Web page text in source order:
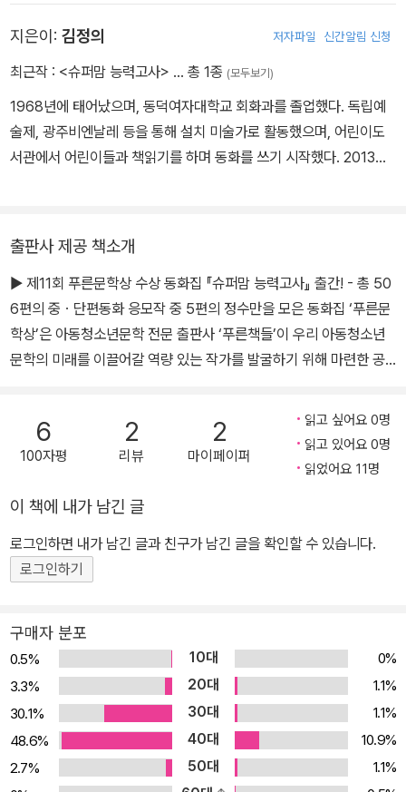
지은이: 김정의 저자파일 신간알림 신청
최근작 : <슈퍼맘 능력고사> … 총 1종 (모두보기)
1968년에 태어났으며, 동덕여자대학교 회화과를 졸업했다. 독립예
술제, 광주비엔날레 등을 통해 설치 미술가로 활동했으며, 어린이도
서관에서 어린이들과 책읽기를 하며 동화를 쓰기 시작했다. 2013년
출판사 제공 책소개
▶ 제11회 푸른문학상 수상 동화집 『슈퍼맘 능력고사』 출간! - 총 50
6편의 중ㆍ단편동화 응모작 중 5편의 정수만을 모은 동화집 ‘푸른문
학상’은 아동청소년문학 전문 출판사 ‘푸른책들’이 우리 아동청소년
문학의 미래를 이끌어갈 역량 있는 작가를 발굴하기 위해 마련한 공
단편 청소년소설과 동화, 동시, 아동청소년문학 평론 등 여러 부문에
걸친 공모를 통해 작품의 다양성을 확보하여 작가와 독자가 소통할
수 있는 통로를 넓혔다는 점이다. 그리고 절대평가를 통해 완성도가
권위를 유지해 왔다. 이러한 노력 덕분에 푸른문학상 공모는 항상 독
자와 평단 모두가 만족할 만한 수상작을 출간하고 있다. 그리고 회를
거듭할수록 ‘다음에는 어떤 새로운 작가와 탁월한 작품들을 소개할
까?’, ‘언제쯤 수상작이 출간될까?’ 하는 신뢰와 기대감으로 이어지고
여기에 있다. 이를 증명이라도 하듯 지난달에 먼저 선을 보인 청소년
소설 부문 수상 작품집 『똥통에 살으리랏다』가 온ㆍ오프라인 서점을
가리지 않고 많은 독자들에게 큰 호응을 얻고 있다. 그리고 이번에 푸
른문학상 수상 동화집 『슈퍼맘 능력고사』와 동시집 『강아지 기차』가
함께 출간되어 『똥통에 살으리랏다』를 통해 한껏 높아진 독자들의 기
대치를 오롯이 충족시킬 채비를 하고 있다. 특히 동화집 『슈퍼맘 능력
6
100자평
2
리뷰
2
마이페이퍼
읽고 싶어요 0명
읽고 있어요 0명
읽었어요 11명
이 책에 내가 남긴 글
로그인하면 내가 남긴 글과 친구가 남긴 글을 확인할 수 있습니다.
로그인하기
구매자 분포
0.5% 10대
0%
3.3%
20대
1.1%
30.1%
30대
1.1%
48.6%
40대
10.9%
2.7%
50대
1.1%